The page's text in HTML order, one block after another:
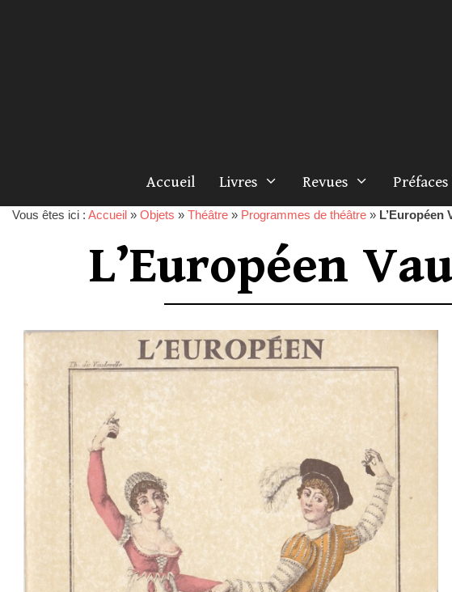
Accueil Livres Revues Préfaces
Vous êtes ici : Accueil » Objets » Théâtre » Programmes de théâtre » L’Européen
L’Européen